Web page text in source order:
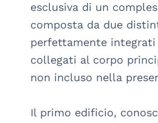
esclusiva di un
composta da due
perfettamente
collegati al corpo
non incluso nella
Il primo edificio,